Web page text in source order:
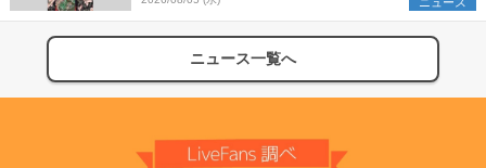
ニュース一覧へ